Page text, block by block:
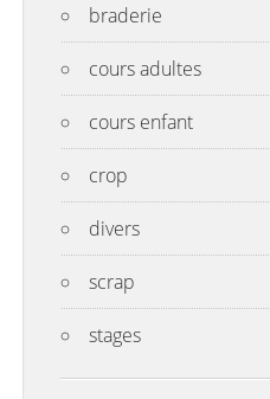
braderie
cours adultes
cours enfant
crop
divers
scrap
stages